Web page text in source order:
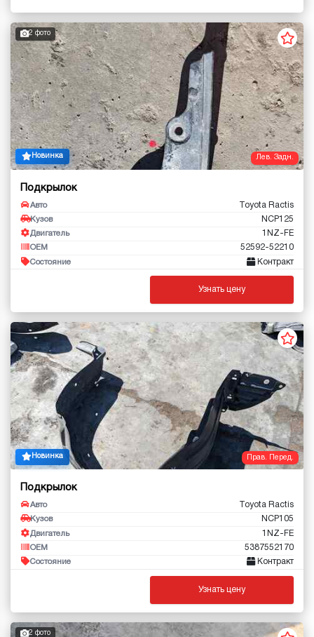
Лев. Задн.
2 фото
Новинка
Подкрылок
Авто Toyota Ractis
Кузов NCP125
Двигатель 1NZ-FE
OEM 52592-52210
Состояние Контракт
Узнать цену
Прав. Перед.
Новинка
Подкрылок
Авто Toyota Ractis
Кузов NCP105
Двигатель 1NZ-FE
OEM 5387552170
Состояние Контракт
Узнать цену
2 фото